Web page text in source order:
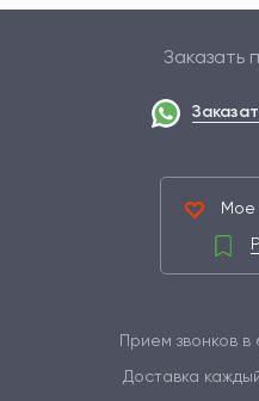
Заказать
Мое
Прием звонков в
Доставка